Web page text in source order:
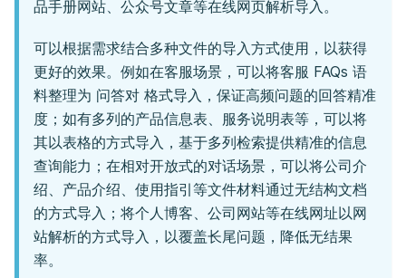
品手册网站、公众号文章等在线网页解析导入。
可以根据需求结合多种文件的导入方式使用，以获得
更好的效果。例如在客服场景，可以将客服 FAQs 语
料整理为 问答对 格式导入，保证高频问题的回答精准
度；如有多列的产品信息表、服务说明表等，可以将
其以表格的方式导入，基于多列检索提供精准的信息
查询能力；在相对开放式的对话场景，可以将公司介
绍、产品介绍、使用指引等文件材料通过无结构文档
的方式导入；将个人博客、公司网站等在线网址以网
站解析的方式导入，以覆盖长尾问题，降低无结果
率。